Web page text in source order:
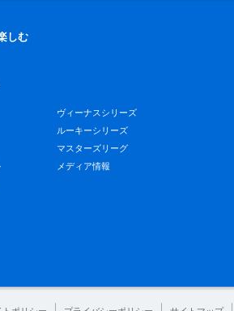
しむ
ヴィーナスシリーズ
ルーキーシリーズ
マスターズリーグ
メディア情報